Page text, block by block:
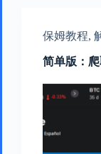
保姆教程,
简单版：